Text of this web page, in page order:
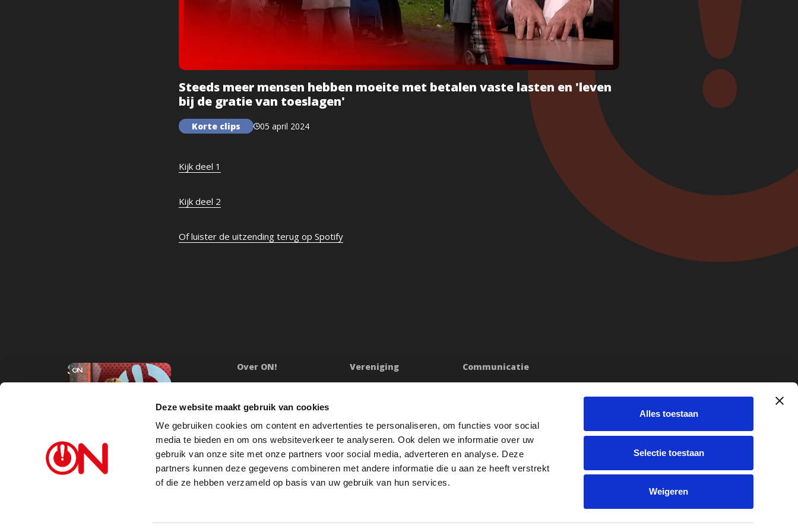
Deze website maakt gebruik van cookies
We gebruiken cookies om content en advertenties te personaliseren, om functies voor social
media te bieden en om ons websiteverkeer te analyseren. Ook delen we informatie over uw
gebruik van onze site met onze partners voor social media, adverteren en analyse. Deze
partners kunnen deze gegevens combineren met andere informatie die u aan ze heeft verstrekt
of die ze hebben verzameld op basis van uw gebruik van hun services.
Alles toestaan
Selectie toestaan
Weigeren
Steeds meer mensen hebben moeite met betalen vaste lasten en 'leven
bij de gratie van toeslagen'
Korte clips 05 april 2024
Kijk deel 1
Kijk deel 2
Of luister de uitzending terug op Spotify
Over ON!
Onze missie
Word lid
Steunbetuigingen
Vacatures
Vereniging
Bestuur
Jaarverslag
Redactiestatuut
Openbare registers
Communicatie
Persberichten & Juridisch
Oeps